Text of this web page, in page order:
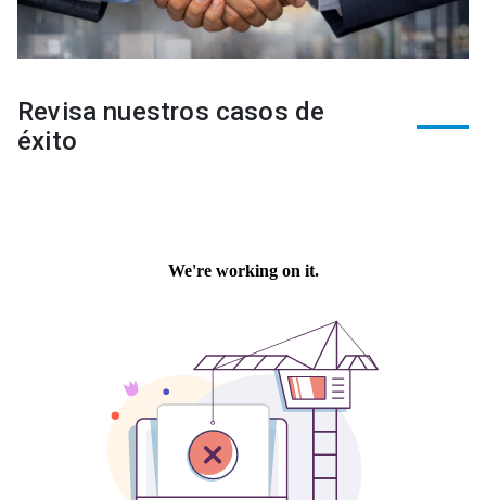
Revisa nuestros casos de
éxito